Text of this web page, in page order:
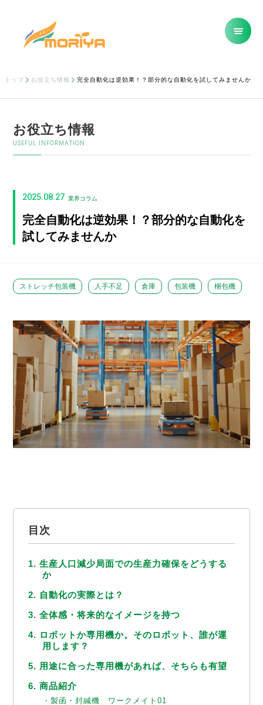
トップ お役立ち情報 完全自動化は逆効果！？部分的な自動化を試してみませんか
お役立ち情報
USEFUL INFORMATION
2025.08.27 業界コラム
完全自動化は逆効果！？部分的な自動化を
試してみませんか
ストレッチ包装機 人手不足 倉庫 包装機 梱包機
目次
1. 生産人口減少局面での生産力確保をどうする
か
2. 自動化の実際とは？
3. 全体感・将来的なイメージを持つ
4. ロボットか専用機か。そのロボット、誰が運
用します？
5. 用途に合った専用機があれば、そちらも有望
6. 商品紹介
・製函・封緘機 ワークメイト01